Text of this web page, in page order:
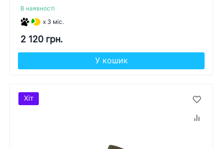
В наявності
x 3 міс.
2 120 грн.
У кошик
Хіт